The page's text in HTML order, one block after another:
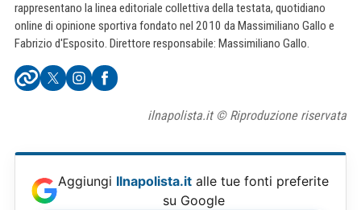
rappresentano la linea editoriale collettiva della testata, quotidiano
online di opinione sportiva fondato nel 2010 da Massimiliano Gallo e
Fabrizio d'Esposito. Direttore responsabile: Massimiliano Gallo.
ilnapolista.it © Riproduzione riservata
Aggiungi Ilnapolista.it alle tue fonti preferite
su Google